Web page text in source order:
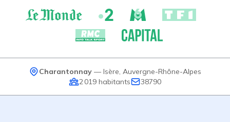
Charantonnay — Isère Auvergne-Rhône-Alpes
2 019 habitants 38790